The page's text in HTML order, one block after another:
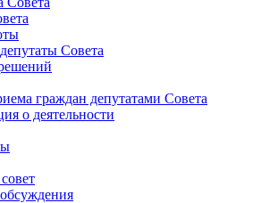
Совета
граждан депутатами Совета
о деятельности